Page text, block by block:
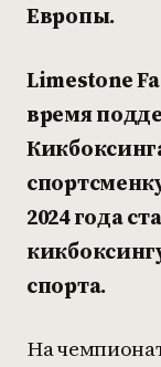
Европы.
Limestone
время
2024 года
спорта.
На